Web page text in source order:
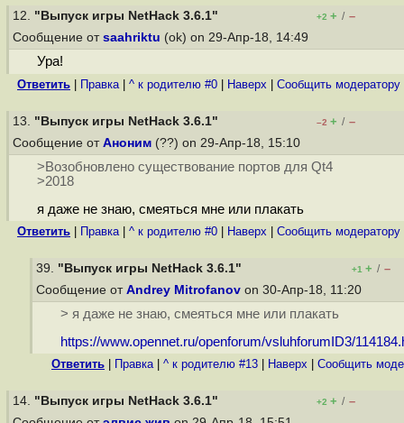
12. "Выпуск игры NetHack 3.6.1" +2 + / –
Сообщение от saahriktu (ok) on 29-Апр-18, 14:49
Ура!
Ответить Правка| ^ к родителю #0 Наверх Cообщить модератору
13. "Выпуск игры NetHack 3.6.1" –2 + / –
Сообщение от Аноним (??) on 29-Апр-18, 15:10
>Возобновлено существование портов для Qt4
>2018
я даже не знаю, смеяться мне или плакать
Ответить Правка| ^ к родителю #0 Наверх Cообщить модератору
39. "Выпуск игры NetHack 3.6.1" +1 + / –
Сообщение от Andrey Mitrofanov on 30-Апр-18, 11:20
> я даже не знаю, смеяться мне или плакать
https://www.opennet.ru/openforum/vsluhforumID3/
Ответить Правка| ^ к родителю #13 Наверх Cообщить
14. "Выпуск игры NetHack 3.6.1" +2 + / –